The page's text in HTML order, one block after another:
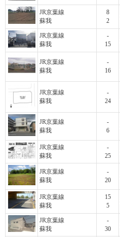
JR京葉線
蘇我
8
2
JR京葉線
蘇我
-
15
JR京葉線
蘇我
-
16
JR京葉線
蘇我
-
24
JR京葉線
蘇我
-
6
JR京葉線
蘇我
-
25
JR京葉線
蘇我
-
20
JR京葉線
蘇我
15
5
JR京葉線
蘇我
-
30